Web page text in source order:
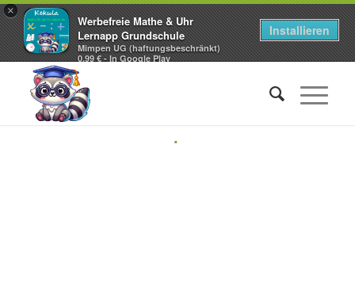
×
Werbefreie Mathe & Uhr
Lernapp Grundschule
Mimpen UG (haftungsbeschränkt)
0,99 € - In Google Play
Installieren